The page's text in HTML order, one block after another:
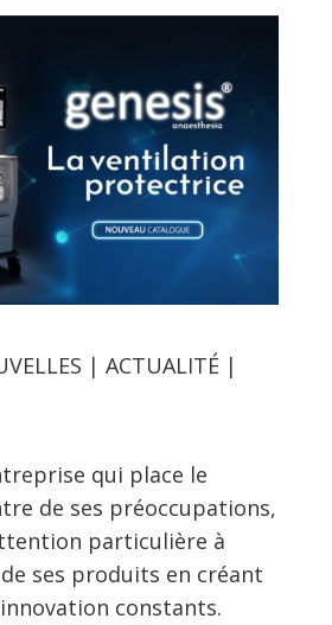
| ACTUALITÉ |
qui place le
de ses préoccupations,
particulière à
ses produits en créant
constants.